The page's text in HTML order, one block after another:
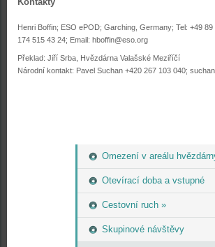
Omezení v areálu
Otevírací doba a vstupné
Cestovní ruch »
Skupinové návštěvy
Henri Boffin; ESO ePOD; Garching, Germany; Tel: +49
174 515 43 24; Email: hboffin@eso.org
Překlad: Jiří Srba, Hvězdárna Valašské Meziříčí
Národní kontakt: Pavel Suchan +420 267 103 040;